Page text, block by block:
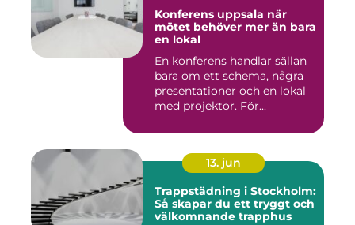
Konferens uppsala när
mötet behöver mer än bara
en lokal
En konferens handlar sällan
bara om ett schema, några
presentationer och en lokal
med projektor. För...
13. jun
Trappstädning i Stockholm:
Så skapar du ett tryggt och
välkomnande trapphus